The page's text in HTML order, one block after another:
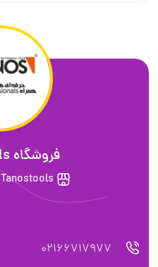
فروشگاه Tanostools
Tanostools ابزارآلات تانوس
02166717977